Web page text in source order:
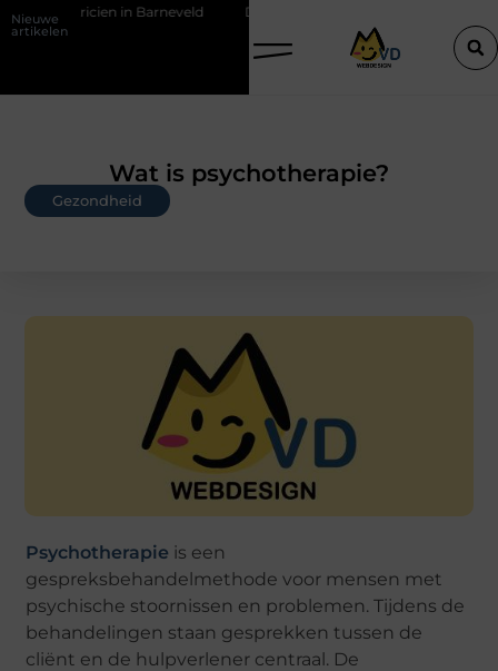
Nieuwe
artikelen
in Barneveld De Perfecte Gids voor Vloerbedekking in
Wat is psychotherapie?
Gezondheid
Psychotherapie is een
gespreksbehandelmethode voor mensen met
psychische stoornissen en problemen. Tijdens de
behandelingen staan gesprekken tussen de
cliënt en de hulpverlener centraal. De